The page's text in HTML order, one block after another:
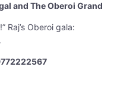
and The Oberoi Grand
Raj’s Oberoi gala: